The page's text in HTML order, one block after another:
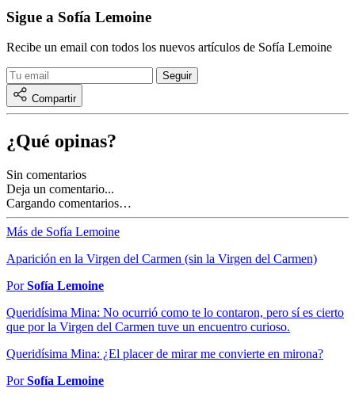
Sigue a Sofía Lemoine
Recibe un email con todos los nuevos artículos de Sofía Lemoine
Compartir
¿Qué opinas?
Sin comentarios
Deja un comentario...
Cargando comentarios…
Más de Sofía Lemoine
Aparición en la Virgen del Carmen (sin la Virgen del Carmen)
PorSofía Lemoine
Queridísima Mina: No ocurrió como te lo contaron, pero sí es cierto
que por la Virgen del Carmen tuve un encuentro curioso.
Queridísima Mina: ¿El placer de mirar me convierte en mirona?
PorSofía Lemoine